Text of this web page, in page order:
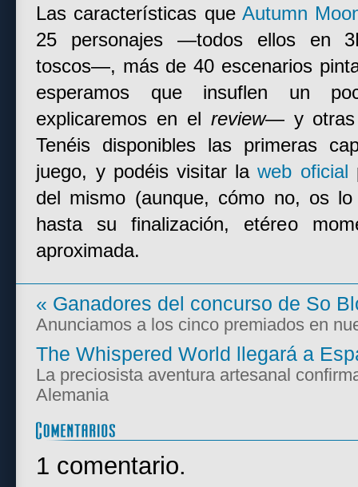
Las características que Autumn
25 personajes —todos ellos en
toscos—, más de 40 escenarios
esperamos que insuflen un
explicaremos en el review— y otras
Tenéis disponibles las primeras
juego, y podéis visitar laweb oficial
del mismo (aunque, cómo no, os
hasta su finalización, etéreo
aproximada.
« Ganadores del concurso de So
Anunciamos a los cinco premiados en
The Whispered World llegará a
La preciosista aventura artesanal
Alemania
1 comentario.